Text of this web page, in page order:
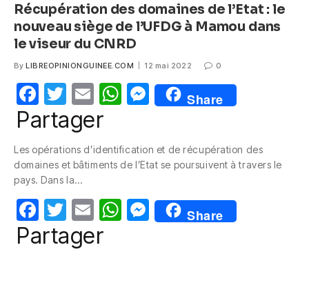
Récupération des domaines de l’Etat : le
nouveau siège de l’UFDG à Mamou dans
le viseur du CNRD
By LIBREOPINIONGUINEE.COM 12 mai 2022 0
F
a
e
b
o
o
k
T
w
itt
er
E
m
W
s
p
p
M
e
e
g
er
Share
Partager
Les opérations d’identification et de récupération des
domaines et bâtiments de l’Etat se poursuivent à travers le
pays. Dans la…
F
a
T
w
itt
E
m
W M
e
Share
Partager